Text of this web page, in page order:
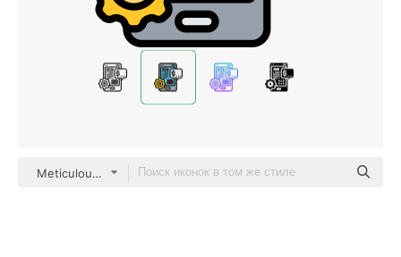
Meticulous Lineal Color